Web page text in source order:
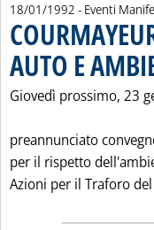
18/01/1992 - Eventi
AUTO E
Giovedì prossimo, 23
preannunciato
per il rispetto
Azioni per il Traforo